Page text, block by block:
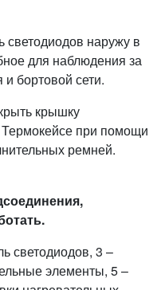
светодиодов наружу в
для наблюдения за
бортовой сети.
крышку
при помощи
ремней.
светодиодов, 3 –
элементы, 5 –